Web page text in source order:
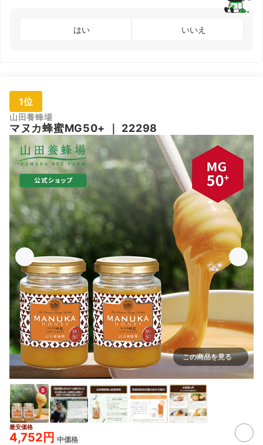
はい いいえ
1位
山田養蜂場
マヌカ蜂蜜MG50+ 22298
この商品を見る
最安価格
4,752円 中価格